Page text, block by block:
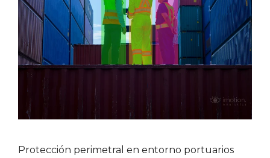
Protección perimetral en entorno portuarios